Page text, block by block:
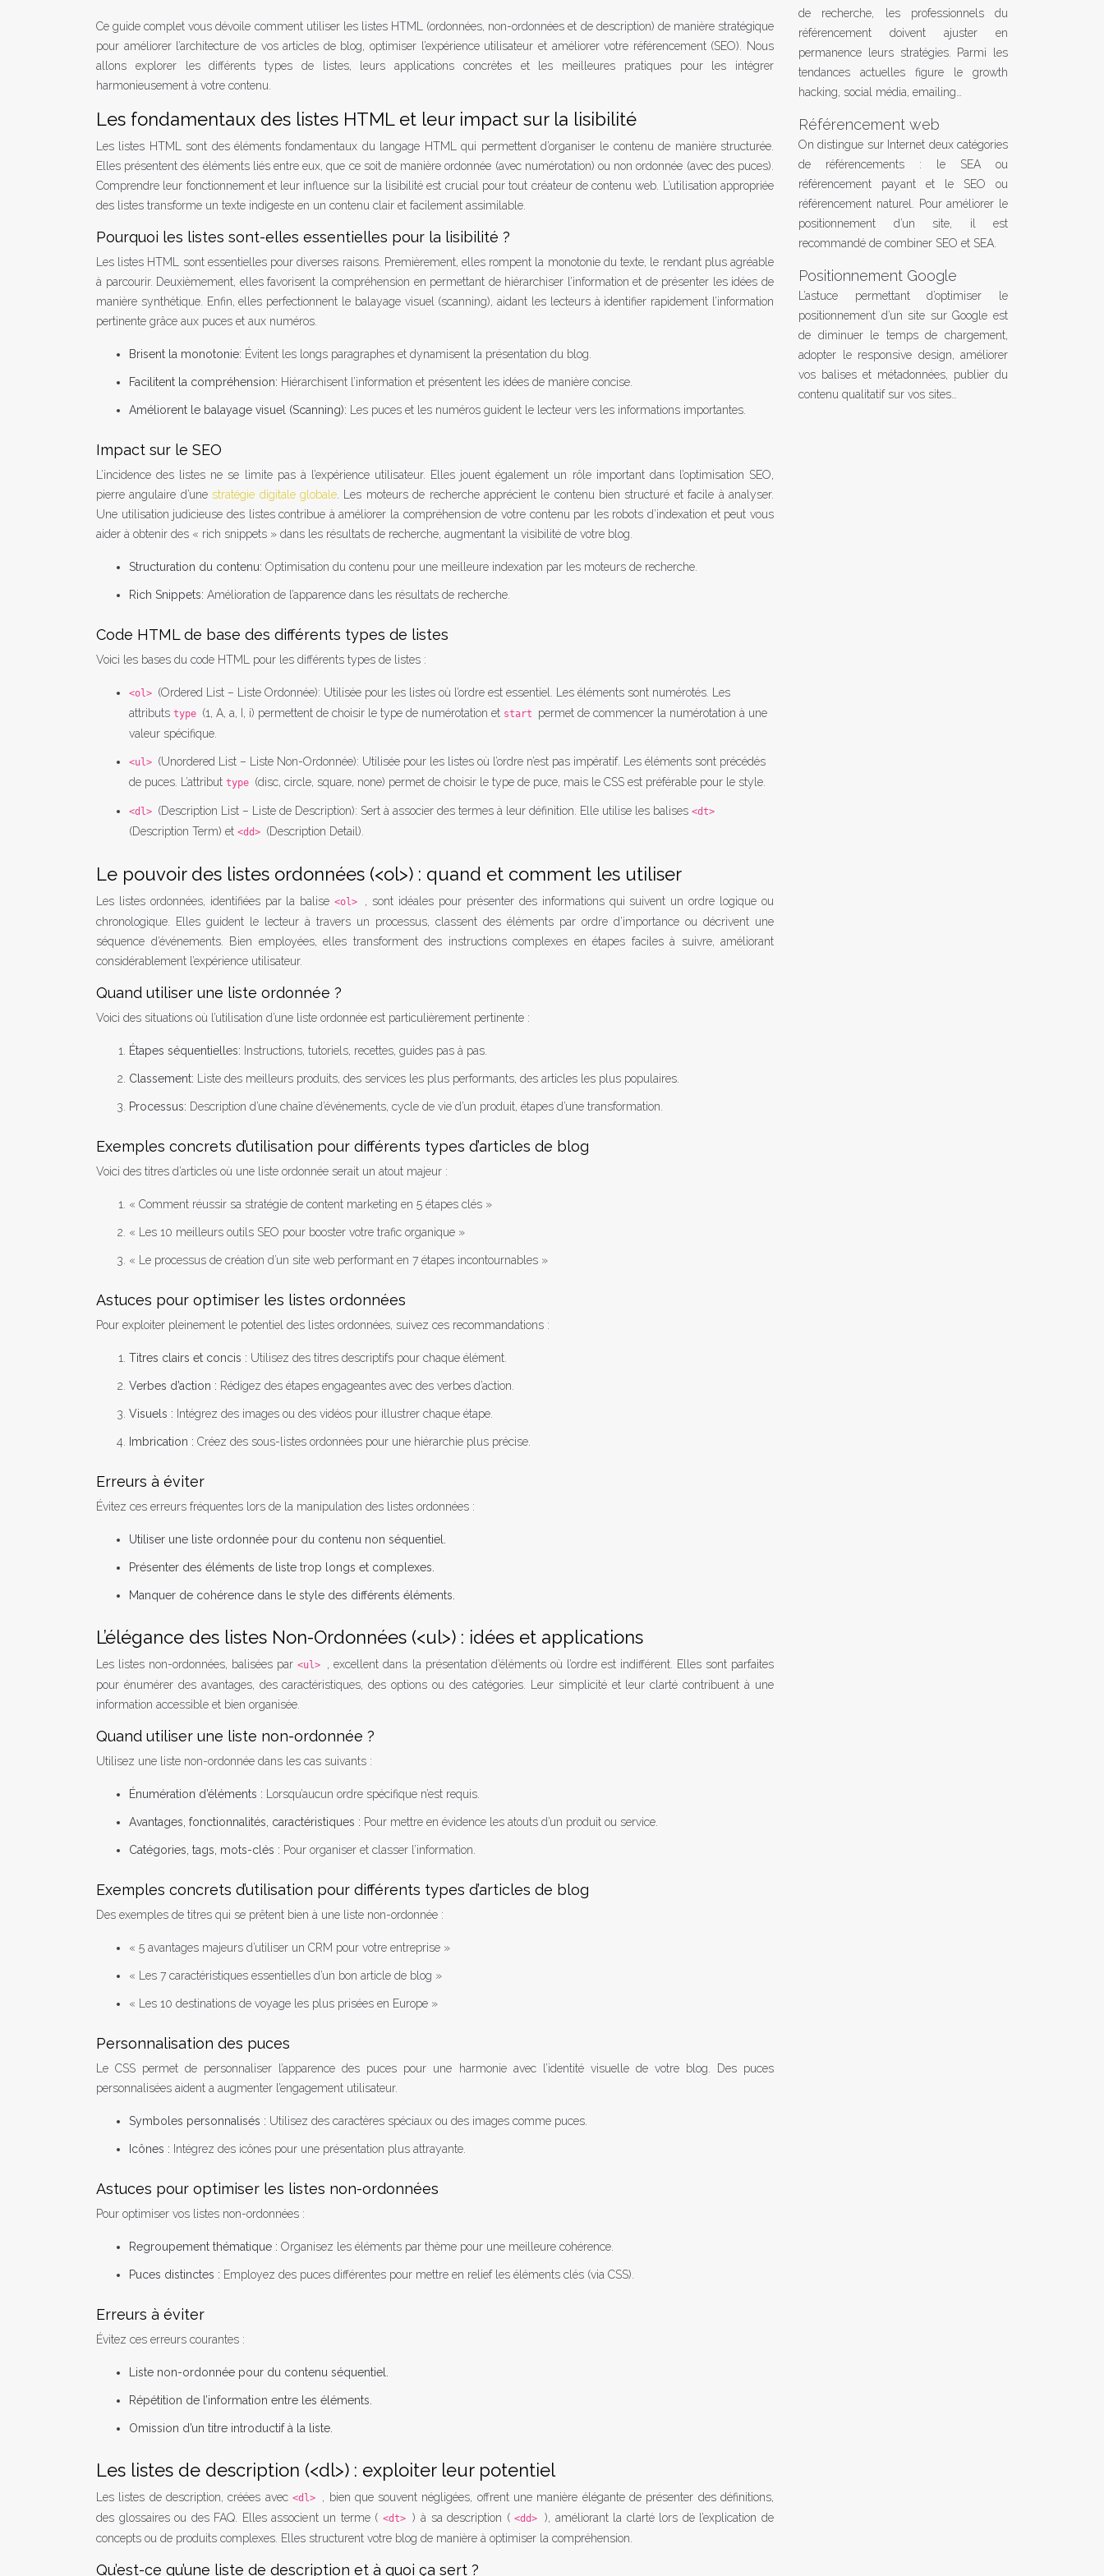
Ce guide complet vous dévoile comment utiliser les listes HTML (ordonnées, non-ordonnées et de description) de manière stratégique
pour améliorer l’architecture de vos articles de blog, optimiser l’expérience utilisateur et améliorer votre référencement (SEO). Nous
allons explorer les différents types de listes, leurs applications concrètes et les meilleures pratiques pour les intégrer
harmonieusement à votre contenu.
Les fondamentaux des listes HTML et leur impact sur la lisibilité
Les listes HTML sont des éléments fondamentaux du langage HTML qui permettent d’organiser le contenu de manière structurée.
Elles présentent des éléments liés entre eux, que ce soit de manière ordonnée (avec numérotation) ou non ordonnée (avec des puces).
Comprendre leur fonctionnement et leur influence sur la lisibilité est crucial pour tout créateur de contenu web. L’utilisation appropriée
des listes transforme un texte indigeste en un contenu clair et facilement assimilable.
Pourquoi les listes sont-elles essentielles pour la lisibilité ?
Les listes HTML sont essentielles pour diverses raisons. Premièrement, elles rompent la monotonie du texte, le rendant plus agréable
à parcourir. Deuxièmement, elles favorisent la compréhension en permettant de hiérarchiser l’information et de présenter les idées de
manière synthétique. Enfin, elles perfectionnent le balayage visuel (scanning), aidant les lecteurs à identifier rapidement l’information
pertinente grâce aux puces et aux numéros.
Brisent la monotonie: Évitent les longs paragraphes et dynamisent la présentation du blog.
Facilitent la compréhension: Hiérarchisent l’information et présentent les idées de manière concise.
Améliorent le balayage visuel (Scanning): Les puces et les numéros guident le lecteur vers les informations importantes.
Impact sur le SEO
L’incidence des listes ne se limite pas à l’expérience utilisateur. Elles jouent également un rôle important dans l’optimisation SEO,
pierre angulaire d’une stratégie digitale globale. Les moteurs de recherche apprécient le contenu bien structuré et facile à analyser.
Une utilisation judicieuse des listes contribue à améliorer la compréhension de votre contenu par les robots d’indexation et peut vous
aider à obtenir des « rich snippets » dans les résultats de recherche, augmentant la visibilité de votre blog.
Structuration du contenu: Optimisation du contenu pour une meilleure indexation par les moteurs de recherche.
Rich Snippets: Amélioration de l’apparence dans les résultats de recherche.
Code HTML de base des différents types de listes
Voici les bases du code HTML pour les différents types de listes :
<ol> (Ordered List – Liste Ordonnée): Utilisée pour les listes où l’ordre est essentiel. Les éléments sont numérotés. Les
attributs type (1, A, a, I, i) permettent de choisir le type de numérotation et start permet de commencer la numérotation à une
valeur spécifique.
<ul> (Unordered List – Liste Non-Ordonnée): Utilisée pour les listes où l’ordre n’est pas impératif. Les éléments sont précédés
de puces. L’attribut type (disc, circle, square, none) permet de choisir le type de puce, mais le CSS est préférable pour le style.
<dl> (Description List – Liste de Description): Sert à associer des termes à leur définition. Elle utilise les balises <dt>
(Description Term) et <dd> (Description Detail).
Le pouvoir des listes ordonnées (<ol>) : quand et comment les utiliser
Les listes ordonnées, identifiées par la balise<ol>
, sont idéales pour présenter des informations qui suivent un ordre logique ou
chronologique. Elles guident le lecteur à travers un processus, classent des éléments par ordre d’importance ou décrivent une
séquence d’événements. Bien employées, elles transforment des instructions complexes en étapes faciles à suivre, améliorant
considérablement l’expérience utilisateur.
Quand utiliser une liste ordonnée ?
Voici des situations où l’utilisation d’une liste ordonnée est particulièrement pertinente :
Étapes séquentielles: Instructions, tutoriels, recettes, guides pas à pas.
Classement: Liste des meilleurs produits, des services les plus performants, des articles les plus populaires.
Processus: Description d’une chaîne d’événements, cycle de vie d’un produit, étapes d’une transformation.
Exemples concrets d’utilisation pour différents types d’articles de blog
Voici des titres d’articles où une liste ordonnée serait un atout majeur :
« Comment réussir sa stratégie de content marketing en 5 étapes clés »
« Les 10 meilleurs outils SEO pour booster votre trafic organique »
« Le processus de création d’un site web performant en 7 étapes incontournables »
Astuces pour optimiser les listes ordonnées
Pour exploiter pleinement le potentiel des listes ordonnées, suivez ces recommandations :
Titres clairs et concis : Utilisez des titres descriptifs pour chaque élément.
Verbes d’action : Rédigez des étapes engageantes avec des verbes d’action.
Visuels : Intégrez des images ou des vidéos pour illustrer chaque étape.
Imbrication : Créez des sous-listes ordonnées pour une hiérarchie plus précise.
Erreurs à éviter
Évitez ces erreurs fréquentes lors de la manipulation des listes ordonnées :
Utiliser une liste ordonnée pour du contenu non séquentiel.
Présenter des éléments de liste trop longs et complexes.
Manquer de cohérence dans le style des différents éléments.
L’élégance des listes Non-Ordonnées (<ul>) : idées et applications
Les listes non-ordonnées, balisées par<ul>
, excellent dans la présentation d’éléments où l’ordre est indifférent. Elles sont parfaites
pour énumérer des avantages, des caractéristiques, des options ou des catégories. Leur simplicité et leur clarté contribuent à une
information accessible et bien organisée.
Quand utiliser une liste non-ordonnée ?
Utilisez une liste non-ordonnée dans les cas suivants :
Énumération d’éléments : Lorsqu’aucun ordre spécifique n’est requis.
Avantages, fonctionnalités, caractéristiques : Pour mettre en évidence les atouts d’un produit ou service.
Catégories, tags, mots-clés : Pour organiser et classer l’information.
Exemples concrets d’utilisation pour différents types d’articles de blog
Des exemples de titres qui se prêtent bien à une liste non-ordonnée :
« 5 avantages majeurs d’utiliser un CRM pour votre entreprise »
« Les 7 caractéristiques essentielles d’un bon article de blog »
« Les 10 destinations de voyage les plus prisées en Europe »
Personnalisation des puces
Le CSS permet de personnaliser l’apparence des puces pour une harmonie avec l’identité visuelle de votre blog. Des puces
personnalisées aident a augmenter l’engagement utilisateur.
Symboles personnalisés : Utilisez des caractères spéciaux ou des images comme puces.
Icônes : Intégrez des icônes pour une présentation plus attrayante.
Astuces pour optimiser les listes non-ordonnées
Pour optimiser vos listes non-ordonnées :
Regroupement thématique : Organisez les éléments par thème pour une meilleure cohérence.
Puces distinctes : Employez des puces différentes pour mettre en relief les éléments clés (via CSS).
Erreurs à éviter
Évitez ces erreurs courantes :
Liste non-ordonnée pour du contenu séquentiel.
Répétition de l’information entre les éléments.
Omission d’un titre introductif à la liste.
Les listes de description (<dl>) : exploiter leur potentiel
Les listes de description, créées avec <dl>
, bien que souvent négligées, offrent une manière élégante de présenter des définitions,
des glossaires ou des FAQ. Elles associent un terme ( <dt>) à sa description (<dd> ), améliorant la clarté lors de l’explication de
concepts ou de produits complexes. Elles structurent votre blog de manière à optimiser la compréhension.
Qu’est-ce qu’une liste de description et à quoi ça sert ?
de recherche, les professionnels du
référencement doivent ajuster en
permanence leurs stratégies. Parmi les
tendances actuelles figure le growth
hacking, social média, emailing…
Référencement web
On distingue sur Internet deux catégories
de référencements : le SEA ou
référencement payant et le SEO ou
référencement naturel. Pour améliorer le
positionnement d’un site, il est
recommandé de combiner SEO et SEA.
Positionnement Google
L’astuce permettant d’optimiser le
positionnement d’un site sur Google est
de diminuer le temps de chargement,
adopter le responsive design, améliorer
vos balises et métadonnées, publier du
contenu qualitatif sur vos sites…